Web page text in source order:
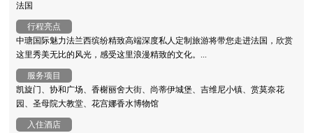
法国
行程亮点
中瑭国际魅力法兰西缤纷精致高端深度私人定制旅游将带您走进法国，欣赏
这里秀美无比的风光，感受这里浪漫精致的文化。...
服务项目
凯旋门、协和广场、香榭丽舍大街、尚蒂伊城堡、吉维尼小镇、赏莫奈花
园、圣母院大教堂、花宫娜香水博物馆
入住酒店